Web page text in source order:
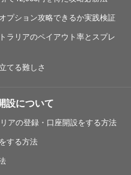
プション攻略できるか実践検証
ラリアのペイアウト率とスプレ
てる難しさ
設について
アの登録・口座開設をする方法
する方法